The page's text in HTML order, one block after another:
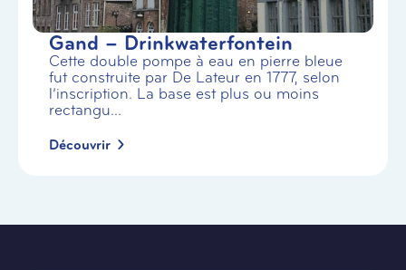
Gand – Drinkwaterfontein
Cette double pompe à eau en pierre bleue
fut construite par De Lateur en 1777, selon
l’inscription. La base est plus ou moins
rectangu...
Découvrir